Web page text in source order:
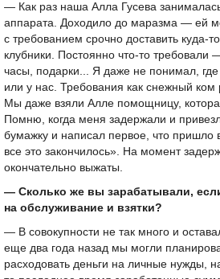
— Как раз наша Алла Гусева
аппарата. Доходило до маразма — ей
с требованием срочно доставить куда-
клубники. Постоянно что-то
часы, подарки... Я даже не понимал,
или у нас. Требования как снежный ком
Мы даже взяли Алле помощницу,
Помню, когда меня задержали и
бумажку и написал первое, что пришло
все это закончилось». На момент
окончательно выжаты.
— Сколько же вы зарабатывали,
на обслуживание и взятки?
— В совокупности не так много и
еще два года назад мы могли
расходовать деньги на личные нужды,